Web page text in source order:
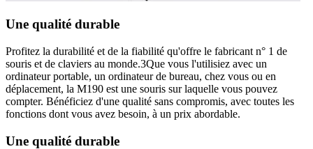
Une qualité durable
Profitez la durabilité et de la fiabilité qu'offre le fabricant n° 1 de
souris et de claviers au monde.3Que vous l'utilisiez avec un
ordinateur portable, un ordinateur de bureau, chez vous ou en
déplacement, la M190 est une souris sur laquelle vous pouvez
compter. Bénéficiez d'une qualité sans compromis, avec toutes les
fonctions dont vous avez besoin, à un prix abordable.
Une qualité durable